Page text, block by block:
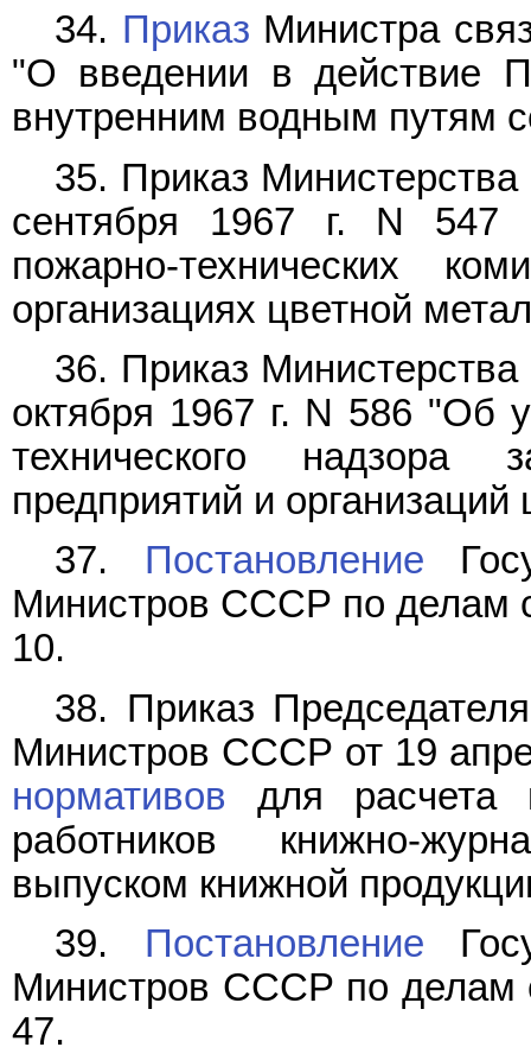
34. Приказ Министра
"О введении в действие
внутренним водным
35. Приказ
сентября 1967 г. N
пожарно-технических
организациях цветной
36. Приказ
октября 1967 г. N 586 "Об
технического надзора
предприятий и организаций
37. Постановление
Министров СССР по делам
10.
38. Приказ
Министров СССР от 19
нормативов для расчета
работников книжно-
выпуском книжной
39. Постановление
Министров СССР по делам
47.